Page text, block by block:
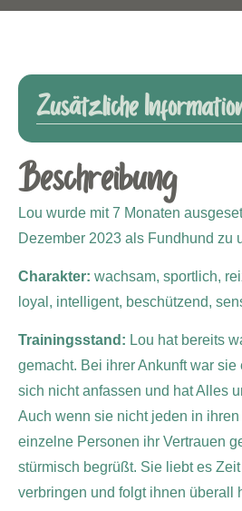
Zusätzliche
Beschreibung
Lou wurde mit 7 Monaten
Dezember 2023 als Fundhund zu
Charakter: wachsam, sportlich,
loyal, intelligent, beschützend,
Trainingsstand: Lou hat bereits
gemacht. Bei ihrer Ankunft war sie
sich nicht anfassen und hat Alles
Auch wenn sie nicht jeden in
einzelne Personen ihr Vertrauen
stürmisch begrüßt. Sie liebt es
verbringen und folgt ihnen überall